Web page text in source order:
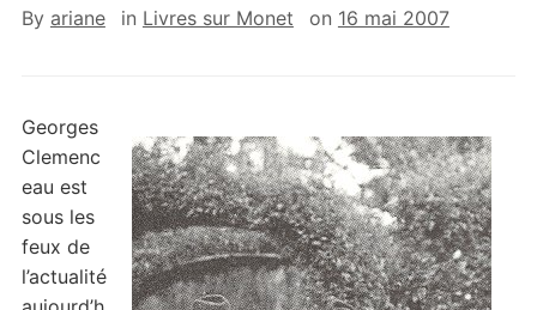
By ariane in Livres sur Monet on 16 mai 2007
Georges
Clemenc
eau est
sous les
feux de
l’actualité